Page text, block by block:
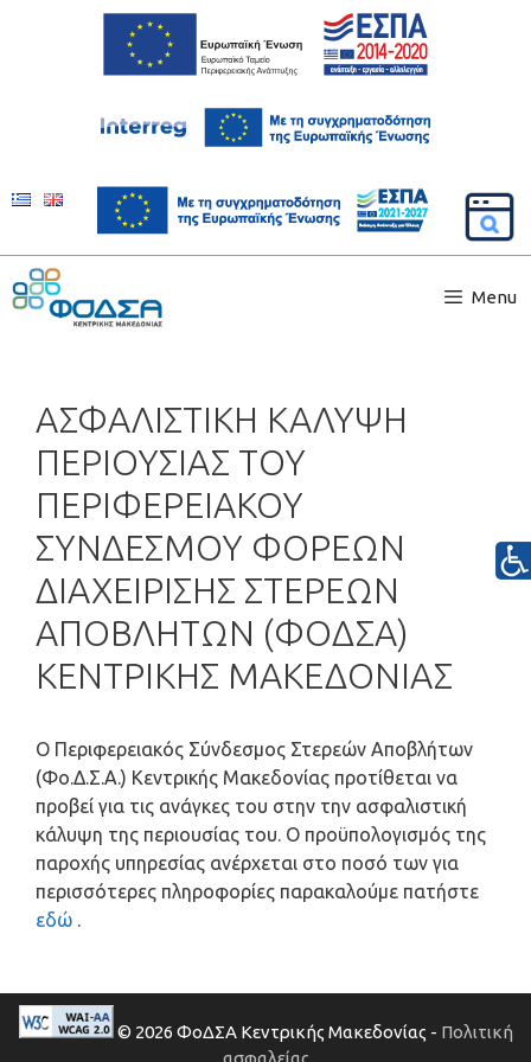
Menu
ΑΣΦΑΛΙΣΤΙΚΗ ΚΑΛΥΨΗ
ΠΕΡΙΟΥΣΙΑΣ ΤΟΥ
ΠΕΡΙΦΕΡΕΙΑΚΟΥ
ΣΥΝΔΕΣΜΟΥ ΦΟΡΕΩΝ
ΔΙΑΧΕΙΡΙΣΗΣ ΣΤΕΡΕΩΝ
ΑΠΟΒΛΗΤΩΝ (ΦΟΔΣΑ)
ΚΕΝΤΡΙΚΗΣ ΜΑΚΕΔΟΝΙΑΣ
Ο Περιφερειακός Σύνδεσμος Στερεών Αποβλήτων
(Φο.Δ.Σ.Α.) Κεντρικής Μακεδονίας προτίθεται να
προβεί για τις ανάγκες του στην την ασφαλιστική
κάλυψη της περιουσίας του. Ο προϋπολογισμός της
παροχής υπηρεσίας ανέρχεται στο ποσό των για
περισσότερες πληροφορίες παρακαλούμε πατήστε
εδώ .
© 2026 ΦοΔΣΑ Κεντρικής Μακεδονίας - Πολιτική